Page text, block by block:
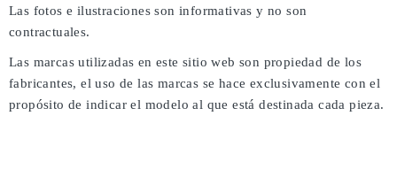
Las fotos e ilustraciones son informativas y no son
contractuales.
Las marcas utilizadas en este sitio web son propiedad de los
fabricantes, el uso de las marcas se hace exclusivamente con el
propósito de indicar el modelo al que está destinada cada pieza.